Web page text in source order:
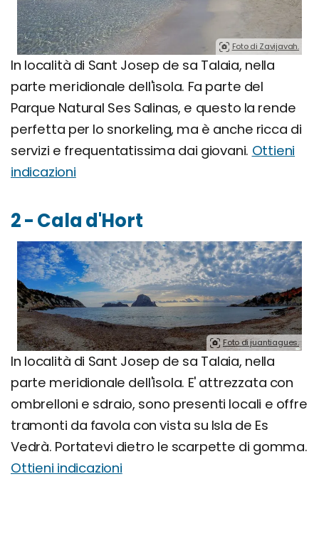
Foto di Zavijavah.
In località di Sant Josep de sa Talaia, nella
parte meridionale dell'isola. Fa parte del
Parque Natural Ses Salinas, e questo la rende
perfetta per lo snorkeling, ma è anche ricca di
servizi e frequentatissima dai giovani. Ottieni
indicazioni
2 - Cala d'Hort
Foto di juantiagues.
In località di Sant Josep de sa Talaia, nella
parte meridionale dell'isola. E' attrezzata con
ombrelloni e sdraio, sono presenti locali e offre
tramonti da favola con vista su Isla de Es
Vedrà. Portatevi dietro le scarpette di gomma.
Ottieni indicazioni